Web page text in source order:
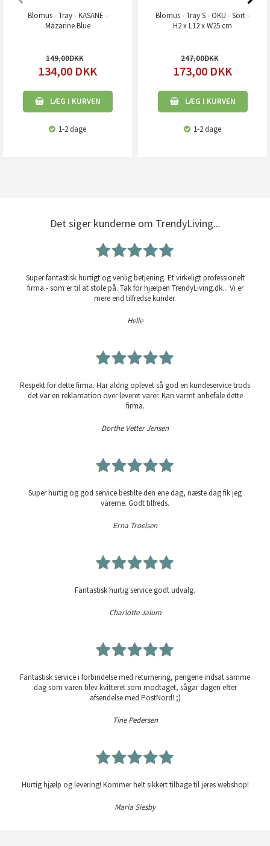
Blomus - Tray - KASANE -
Mazarine Blue
149,00
134,00 DKK
LÆG I KURVEN
1-2 dage
Blomus - Tray S - OKU - Sort -
H2 x L12 x W25 cm
247,00
173,00 DKK
LÆG I KURVEN
1-2 dage
Det siger kunderne om TrendyLiving...
Super fantastisk hurtigt og venlig betjening. Et virkeligt professionelt
firma - som er til at stole på. Tak for hjælpen TrendyLiving.dk... Vi er
mere end tilfredse kunder.
Helle
Respekt for dette firma. Har aldrig oplevet så god en kundeservice trods
det var en reklamation over leveret varer. Kan varmt anbefale dette
firma.
Dorthe Vetter Jensen
Super hurtig og god service bestilte den ene dag, næste dag fik jeg
varerne. Godt tilfreds.
Erna Troelsen
Fantastisk hurtig service godt udvalg.
Charlotte Jalum
Fantastisk service i forbindelse med returnering, pengene indsat samme
dag som varen blev kvitteret som modtaget, sågar dagen efter
afsendelse med PostNord! ;)
Tine Pedersen
Hurtig hjælp og levering! Kommer helt sikkert tilbage til jeres webshop!
Maria Siesby